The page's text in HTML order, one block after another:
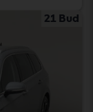
21 Bud